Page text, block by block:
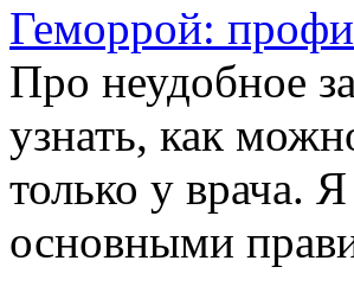
Геморрой:
Про неудобное
узнать, как
только у врача.
основными